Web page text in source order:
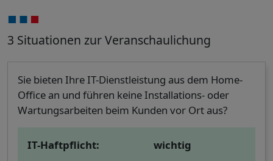
3 Situationen zur Veranschaulichung
Sie bieten Ihre IT-Dienstleistung aus dem Home-
Office an und führen keine Installations- oder
Wartungsarbeiten beim Kunden vor Ort aus?
IT-Haftpflicht: wichtig